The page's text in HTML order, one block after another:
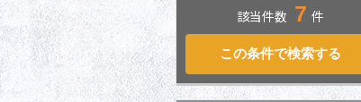
該当件数 7 件